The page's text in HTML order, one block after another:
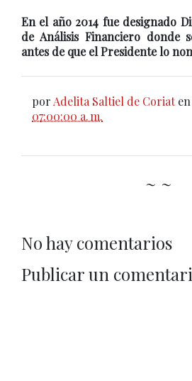
En el año 2014 fue designado
de Análisis Financiero donde
antes de que el Presidente lo
por Adelita Saltiel de Coriat en
07:00:00 a. m.
~ ~
No hay comentarios
Publicar un